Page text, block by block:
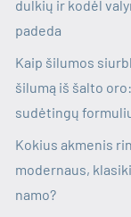
dulkių ir kodėl
padeda
Kaip šilumos
šilumą iš šalto
sudėtingų
Kokius akmenis
modernaus,
namo?